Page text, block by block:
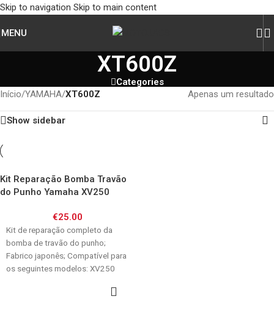
Skip to navigation Skip to main content
MENU
XT600Z
Categories
Início/YAMAHA/XT600Z Apenas um resultado
Show sidebar
Kit Reparação Bomba Travão
do Punho Yamaha XV250
€25.00
Kit de reparação completo da
bomba de travão do punho;
Fabrico japonês; Compatível para
os seguintes modelos: XV250